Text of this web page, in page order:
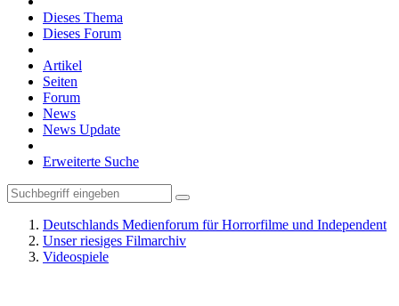
Dieses Thema
Dieses Forum
Artikel
Seiten
Forum
News
News Update
Erweiterte Suche
Deutschlands Medienforum für Horrorfilme und Independent
Unser riesiges Filmarchiv
Videospiele